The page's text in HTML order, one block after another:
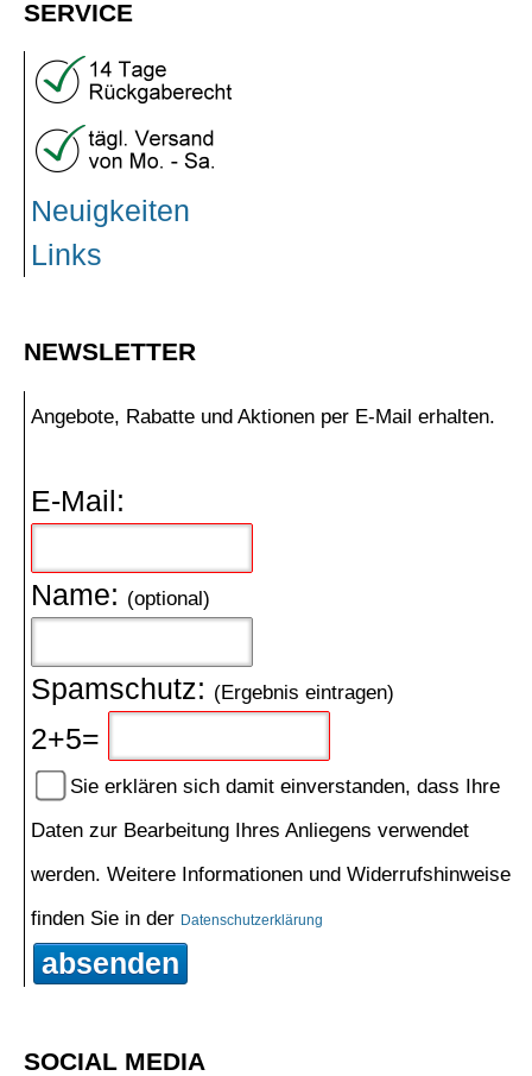
SERVICE
Neuigkeiten
Links
NEWSLETTER
Angebote, Rabatte und Aktionen per E-Mail erhalten.
E-Mail:
Name: (optional)
Spamschutz: (Ergebnis eintragen)
2+5=
Sie erklären sich damit einverstanden, dass Ihre
Daten zur Bearbeitung Ihres Anliegens verwendet
werden. Weitere Informationen und Widerrufshinweise
finden Sie in der Datenschutzerklärung
absenden
SOCIAL MEDIA